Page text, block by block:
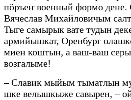
пӧръеҥ военный формо
Вячеслав Михайловичым
Тыге самырык вате тудын
армийышкат, Оренбург
миен коштын, а ваш-ваш
возгалыме!
– Славик мыйым тыматлын
шке велышкыже савырен, –